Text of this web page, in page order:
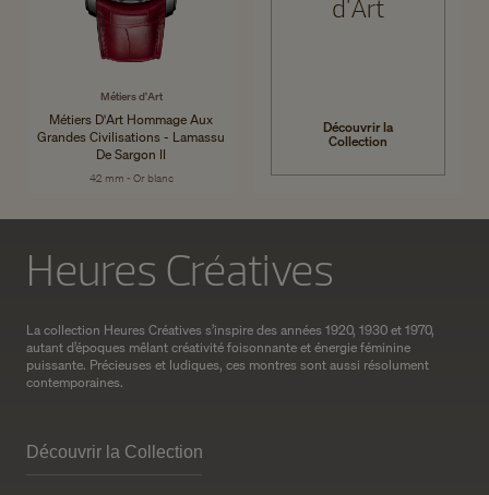
Métiers d'Art
Métiers D'Art Hommage Aux
Grandes Civilisations - Lamassu
De Sargon II
42 mm - Or blanc
d'Art
Découvrir la
Collection
Heures Créatives
La collection Heures Créatives s’inspire des années 1920, 1930 et 1970,
autant d’époques mêlant créativité foisonnante et énergie féminine
puissante. Précieuses et ludiques, ces montres sont aussi résolument
contemporaines.
Découvrir la Collection